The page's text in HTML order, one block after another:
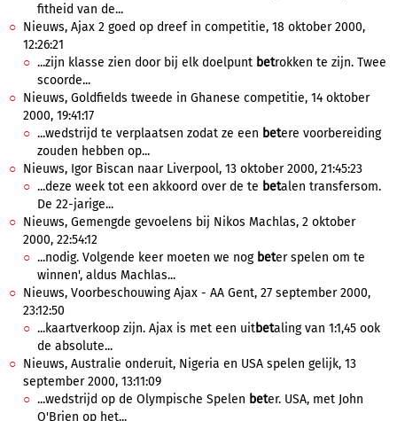
fitheid van de...
Nieuws, Ajax 2 goed op dreef in competitie, 18 oktober 2000,
12:26:21
...zijn klasse zien door bij elk doelpunt betrokken te zijn. Twee
scoorde...
Nieuws, Goldfields tweede in Ghanese competitie, 14 oktober
2000, 19:41:17
...wedstrijd te verplaatsen zodat ze een betere voorbereiding
zouden hebben op...
Nieuws, Igor Biscan naar Liverpool, 13 oktober 2000, 21:45:23
...deze week tot een akkoord over de te betalen transfersom.
De 22-jarige...
Nieuws, Gemengde gevoelens bij Nikos Machlas, 2 oktober
2000, 22:54:12
...nodig. Volgende keer moeten we nog beter spelen om te
winnen', aldus Machlas...
Nieuws, Voorbeschouwing Ajax - AA Gent, 27 september 2000,
23:12:50
...kaartverkoop zijn. Ajax is met een uitbetaling van 1:1,45 ook
de absolute...
Nieuws, Australie onderuit, Nigeria en USA spelen gelijk, 13
september 2000, 13:11:09
...wedstrijd op de Olympische Spelen beter. USA, met John
O'Brien op het...